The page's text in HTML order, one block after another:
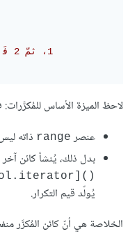
لاحظ الميزة الأساس
عنصر range ذاته
بدل ذلك، يُنشأ كائن
يُولّد قيم التكرار.
الخلاصة هي أنّ كائن المُكرَّر